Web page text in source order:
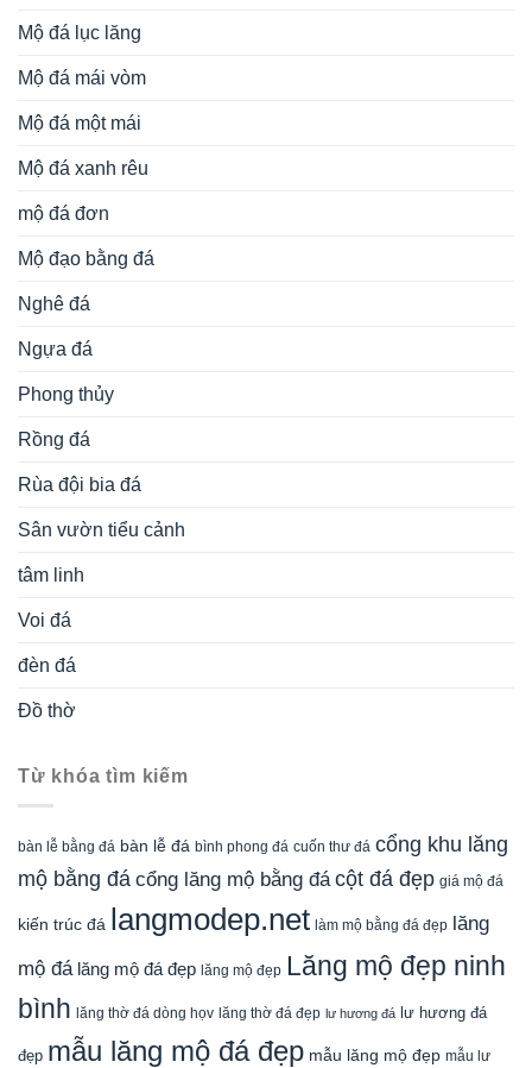
Mộ đá lục lăng
Mộ đá mái vòm
Mộ đá một mái
Mộ đá xanh rêu
mộ đá đơn
Mộ đạo bằng đá
Nghê đá
Ngựa đá
Phong thủy
Rồng đá
Rùa đội bia đá
Sân vườn tiểu cảnh
tâm linh
Voi đá
đèn đá
Đồ thờ
Từ khóa tìm kiếm
bàn lễ bằng đá bàn lễ đá bình phong đá cuốn thư đá cổng khu lăng
mộ bằng đá cổng lăng mộ bằng đá cột đá đẹp giá mộ đá
kiến trúc đá langmodep.net làm mộ bằng đá đẹp lăng
mộ đá lăng mộ đá đẹp lăng mộ đẹp Lăng mộ đẹp ninh
bình lăng thờ đá dòng họv lăng thờ đá đẹp lư hương đá lư hương đá
đẹp mẫu lăng mộ đá đẹp mẫu lăng mộ đẹp mẫu lư